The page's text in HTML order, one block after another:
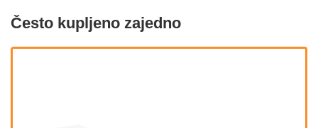
Često kupljeno zajedno